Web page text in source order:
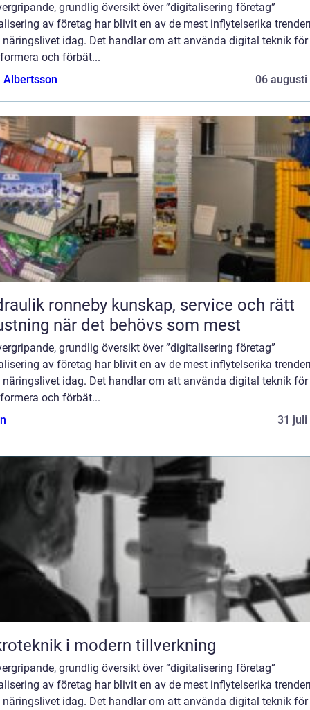
grundlig översikt över ”digitalisering företag”
av företag har blivit en av de mest inflytelserika
idag. Det handlar om att använda digital teknik
och förbät...
Albertsson
06 augusti
ronneby kunskap, service och rätt
när det behövs som mest
grundlig översikt över ”digitalisering företag”
av företag har blivit en av de mest inflytelserika
idag. Det handlar om att använda digital teknik
och förbät...
31 juli
i modern tillverkning
grundlig översikt över ”digitalisering företag”
av företag har blivit en av de mest inflytelserika
idag. Det handlar om att använda digital teknik